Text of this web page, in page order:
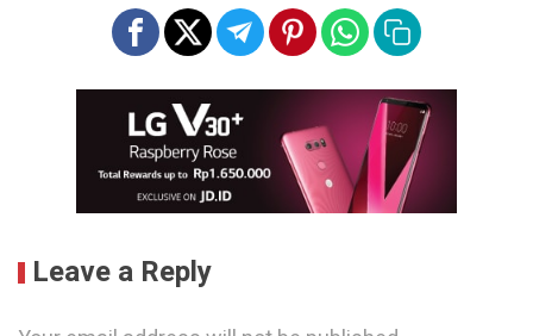
Leave a Reply